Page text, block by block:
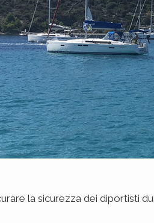
la sicurezza dei diportisti